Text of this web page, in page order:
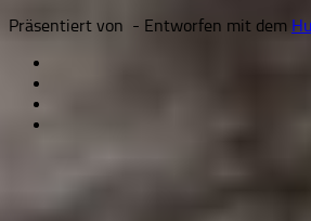
Präsentiert von - Entworfen mit dem